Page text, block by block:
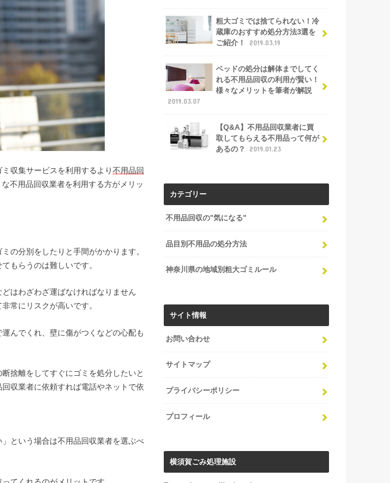
収集サービスを利用するより 不用品回
不用品回収業者を利用する方がメリッ
の分別をしたりと手間がかかります。
もらうのは難しいです。
はわざわざ運ばなければなりません
常にリスクが高いです。
んでくれ、壁に傷がつくなどの心配も
捨離をしてすぐにゴミを処分したいと
収業者に依頼すれば電話やネットで依
という場合は不用品回収業者を選ぶべ
粗大ゴミでは捨てられない！冷
蔵庫のおすすめ処分方法3選を
ご紹介！
2019.03.19
ベッドの処分は解体までしてく
れる不用品回収の利用が賢い！
様々なメリットを筆者が解説
2019.03.07
【Q&A】不用品回収業者に買
取してもらえる不用品って何が
あるの？
2019.01.23
カテゴリー
不用品回収の"気になる"
品目別不用品の処分方法
神奈川県の地域別粗大ゴミルール
サイト情報
お問い合わせ
サイトマップ
プライバシーポリシー
プロフィール
横須賀ごみ処理施設